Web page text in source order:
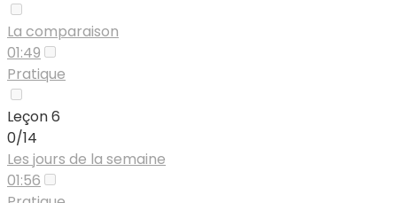
La comparaison
01:49
Pratique
Leçon 6
0/14
Les jours de la semaine
01:56